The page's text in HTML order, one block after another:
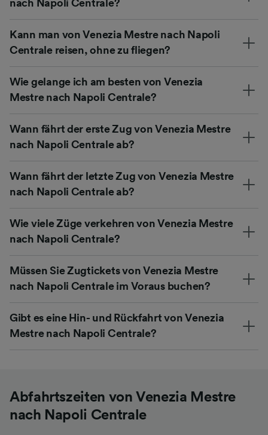
nach Napoli Centrale?
Kann man von Venezia Mestre nach Napoli
Centrale reisen, ohne zu fliegen?
Wie gelange ich am besten von Venezia
Mestre nach Napoli Centrale?
Wann fährt der erste Zug von Venezia Mestre
nach Napoli Centrale ab?
Wann fährt der letzte Zug von Venezia Mestre
nach Napoli Centrale ab?
Wie viele Züge verkehren von Venezia Mestre
nach Napoli Centrale?
Müssen Sie Zugtickets von Venezia Mestre
nach Napoli Centrale im Voraus buchen?
Gibt es eine Hin- und Rückfahrt von Venezia
Mestre nach Napoli Centrale?
Abfahrtszeiten von Venezia Mestre
nach Napoli Centrale